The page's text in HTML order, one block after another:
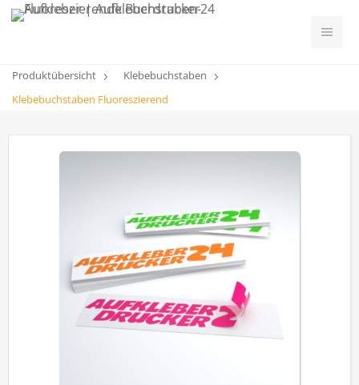
Produktübersicht
Klebebuchstaben
Klebebuchstaben Fluoreszierend